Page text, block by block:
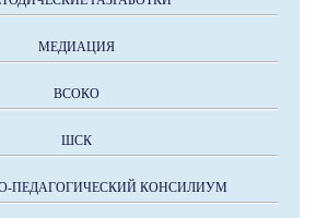
МЕДИАЦИЯ
ВСОКО
ШСК
ПЕДАГОГИЧЕСКИЙ КОНСИЛИУМ